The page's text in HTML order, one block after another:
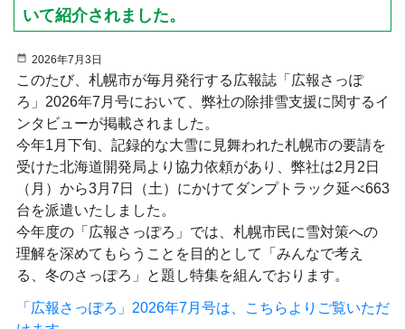
いて紹介されました。
2026年7月3日
このたび、札幌市が毎月発行する広報誌「広報さっぽ
ろ」2026年7月号において、弊社の除排雪支援に関するイ
ンタビューが掲載されました。
今年1月下旬、記録的な大雪に見舞われた札幌市の要請を
受けた北海道開発局より協力依頼があり、弊社は2月2日
（月）から3月7日（土）にかけてダンプトラック延べ663
台を派遣いたしました。
今年度の「広報さっぽろ」では、札幌市民に雪対策への
理解を深めてもらうことを目的として「みんなで考え
る、冬のさっぽろ」と題し特集を組んでおります。
「広報さっぽろ」2026年7月号は、こちらよりご覧いただ